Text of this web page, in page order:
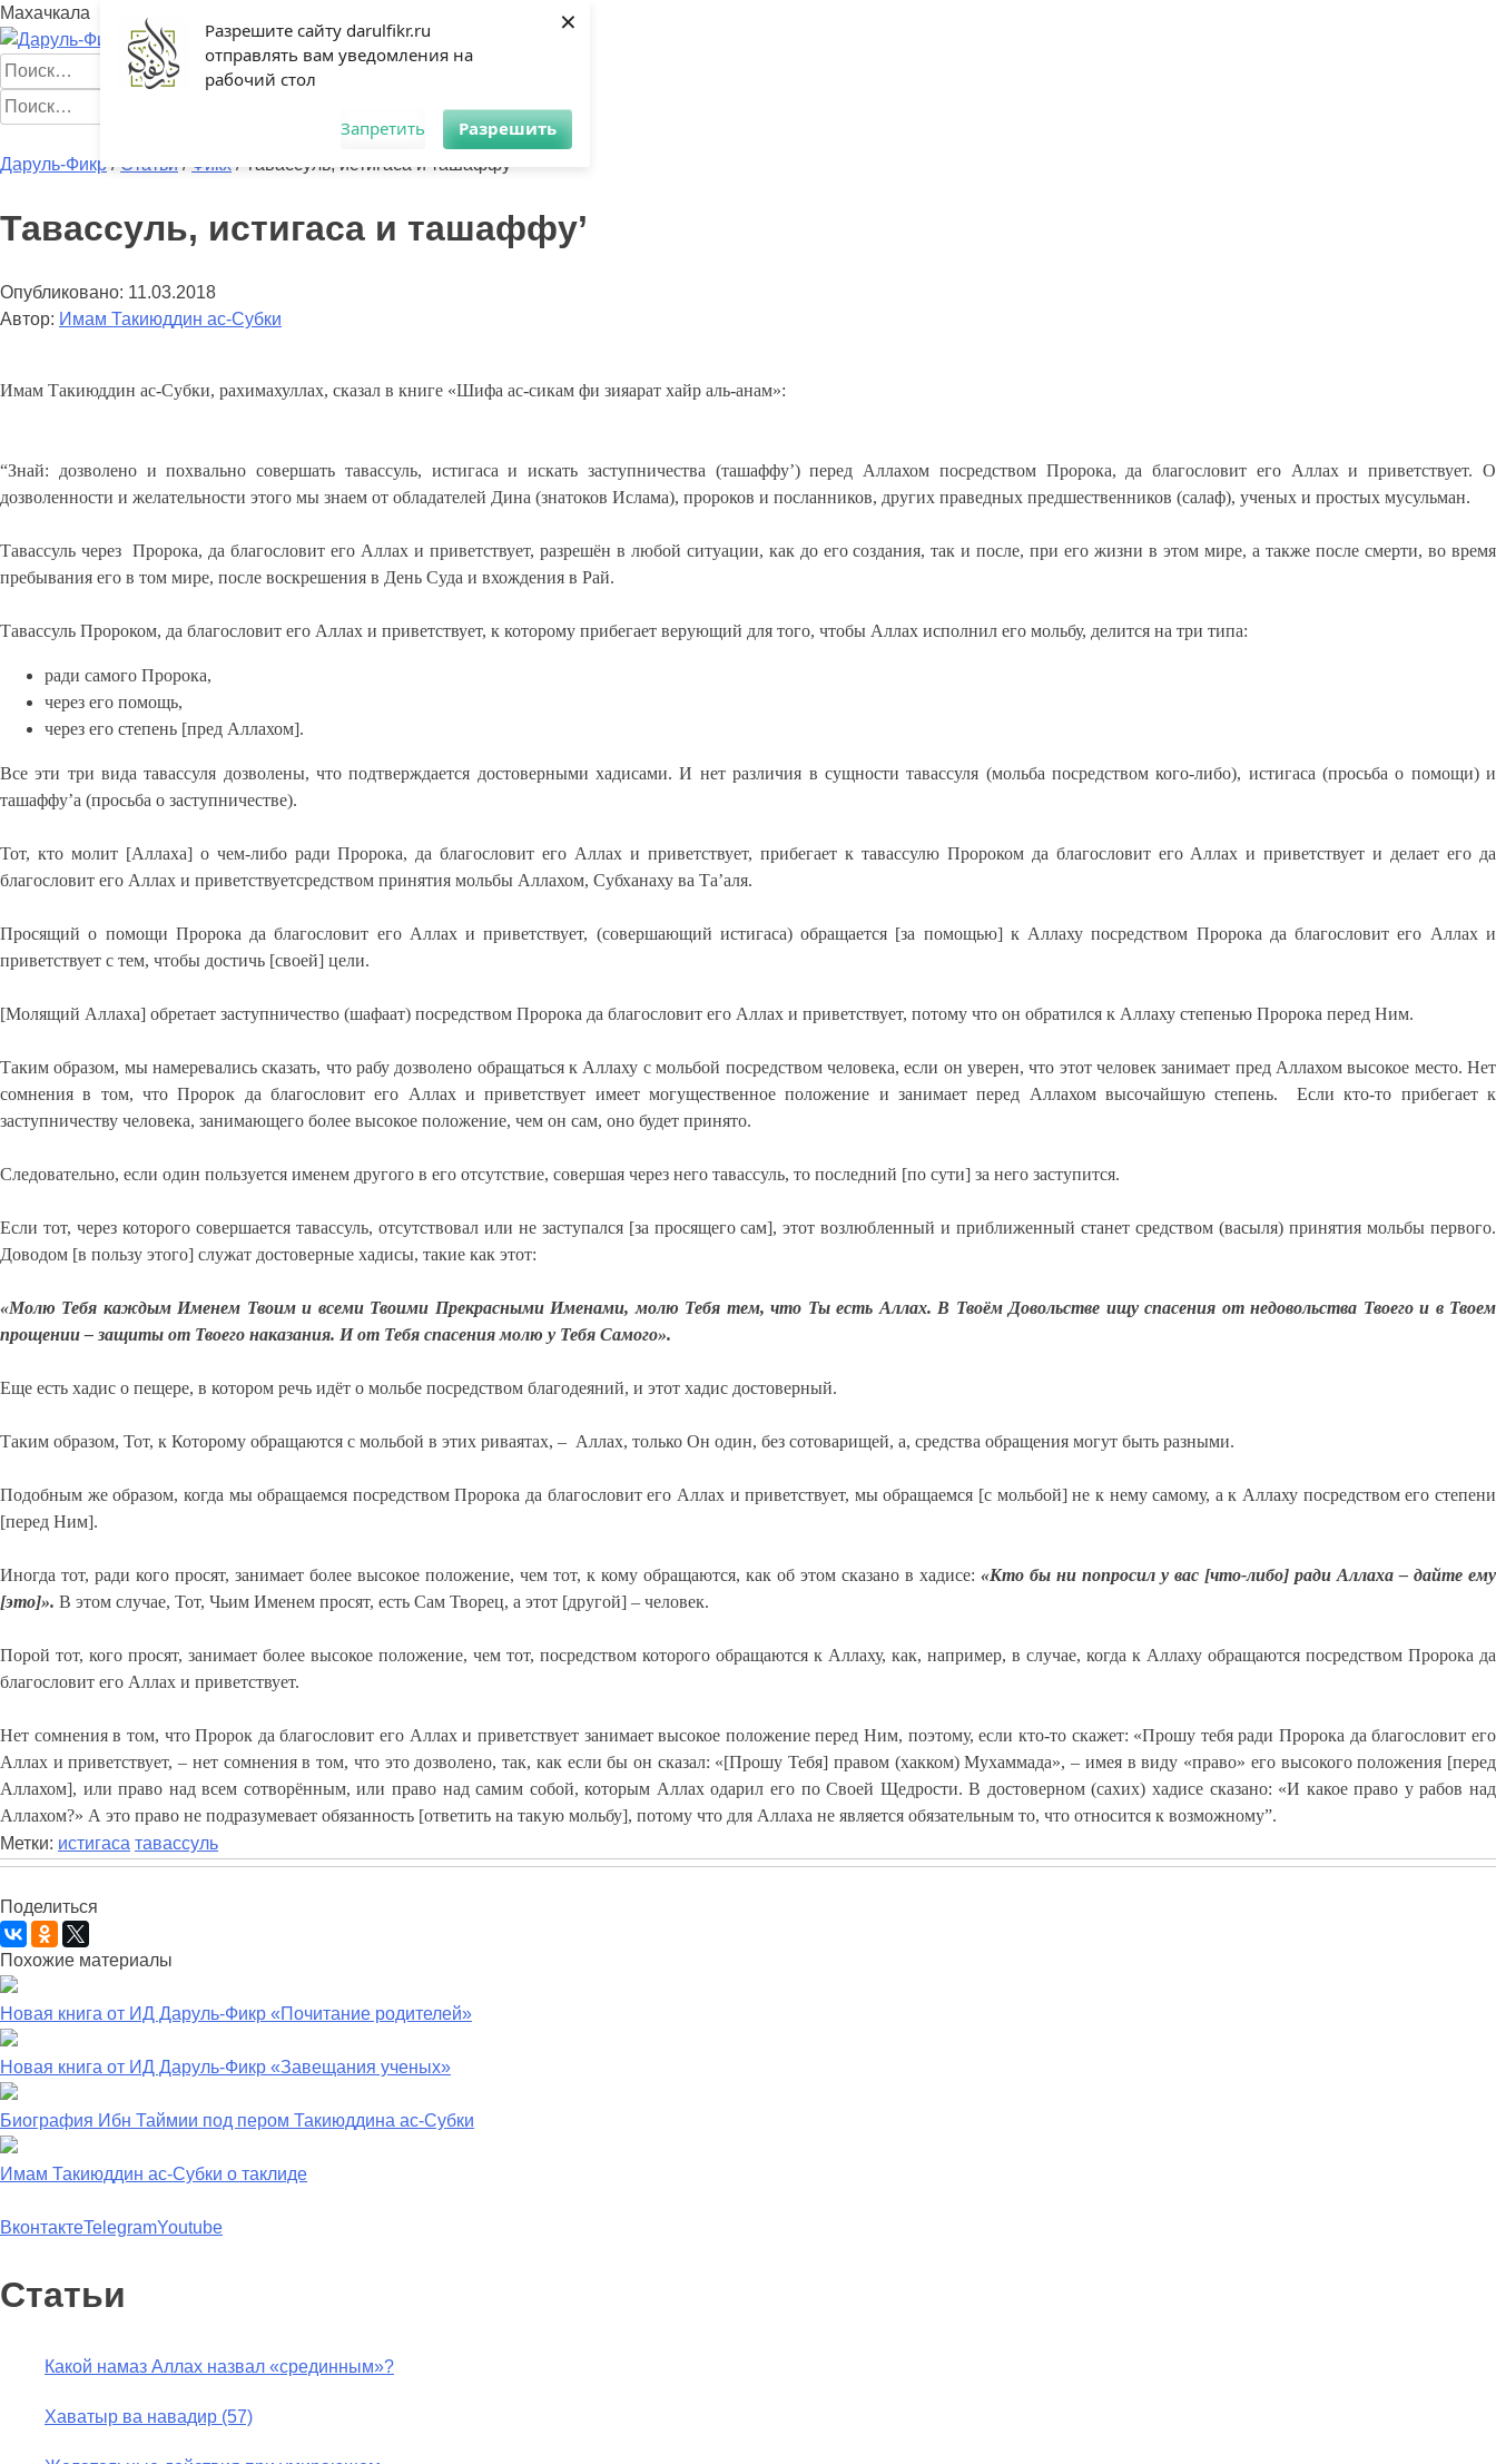
Разрешите сайту darulfikr.ru
отправлять вам уведомления на
рабочий стол
Запретить Разрешить
×
Махачкала
Найти:
Найти:
Мусульманка Аналитика Книги Аудио
Даруль-Фикр / Статьи / Фикх / Тавассуль, истигаса и ташаффу’
Тавассуль, истигаса и ташаффу’
Опубликовано: 11.03.2018
Автор: Имам Такиюддин ас-Субки
Имам Такиюддин ас-Субки, рахимахуллах, сказал в книге «Шифа ас-сикам фи зияарат хайр аль-анам»:
“Знай: дозволено и похвально совершать тавассуль, истигаса и искать заступничества (ташаффу’) перед Аллахом посредством Пророка, да благословит его Аллах и приветствует. О
дозволенности и желательности этого мы знаем от обладателей Дина (знатоков Ислама), пророков и посланников, других праведных предшественников (салаф), ученых и простых мусульман.
Тавассуль через Пророка, да благословит его Аллах и приветствует, разрешён в любой ситуации, как до его создания, так и после, при его жизни в этом мире, а также после смерти, во время
пребывания его в том мире, после воскрешения в День Суда и вхождения в Рай.
Тавассуль Пророком, да благословит его Аллах и приветствует, к которому прибегает верующий для того, чтобы Аллах исполнил его мольбу, делится на три типа:
ради самого Пророка,
через его помощь,
через его степень [пред Аллахом].
Все эти три вида тавассуля дозволены, что подтверждается достоверными хадисами. И нет различия в сущности тавассуля (мольба посредством кого-либо), истигаса (просьба о помощи) и
ташаффу’а (просьба о заступничестве).
Тот, кто молит [Аллаха] о чем-либо ради Пророка, да благословит его Аллах и приветствует, прибегает к тавассулю Пророком да благословит его Аллах и приветствует и делает его да
благословит его Аллах и приветствуетсредством принятия мольбы Аллахом, Субханаху ва Та’аля.
Просящий о помощи Пророка да благословит его Аллах и приветствует, (совершающий истигаса) обращается [за помощью] к Аллаху посредством Пророка да благословит его Аллах и
приветствует с тем, чтобы достичь [своей] цели.
[Молящий Аллаха] обретает заступничество (шафаат) посредством Пророка да благословит его Аллах и приветствует, потому что он обратился к Аллаху степенью Пророка перед Ним.
Таким образом, мы намеревались сказать, что рабу дозволено обращаться к Аллаху с мольбой посредством человека, если он уверен, что этот человек занимает пред Аллахом высокое место. Нет
сомнения в том, что Пророк да благословит его Аллах и приветствует имеет могущественное положение и занимает перед Аллахом высочайшую степень. Если кто-то прибегает к
заступничеству человека, занимающего более высокое положение, чем он сам, оно будет принято.
Следовательно, если один пользуется именем другого в его отсутствие, совершая через него тавассуль, то последний [по сути] за него заступится.
Если тот, через которого совершается тавассуль, отсутствовал или не заступался [за просящего сам], этот возлюбленный и приближенный станет средством (васыля) принятия мольбы первого.
Доводом [в пользу этого] служат достоверные хадисы, такие как этот:
«Молю Тебя каждым Именем Твоим и всеми Твоими Прекрасными Именами, молю Тебя тем, что Ты есть Аллах. В Твоём Довольстве ищу спасения от недовольства Твоего и в Твоем
прощении – защиты от Твоего наказания. И от Тебя спасения молю у Тебя Самого».
Еще есть хадис о пещере, в котором речь идёт о мольбе посредством благодеяний, и этот хадис достоверный.
Таким образом, Тот, к Которому обращаются с мольбой в этих риваятах, – Аллах, только Он один, без сотоварищей, а, средства обращения могут быть разными.
Подобным же образом, когда мы обращаемся посредством Пророка да благословит его Аллах и приветствует, мы обращаемся [с мольбой] не к нему самому, а к Аллаху посредством его степени
[перед Ним].
Иногда тот, ради кого просят, занимает более высокое положение, чем тот, к кому обращаются, как об этом сказано в хадисе: «Кто бы ни попросил у вас [что-либо] ради Аллаха – дайте ему
[это]». В этом случае, Тот, Чьим Именем просят, есть Сам Творец, а этот [другой] – человек.
Порой тот, кого просят, занимает более высокое положение, чем тот, посредством которого обращаются к Аллаху, как, например, в случае, когда к Аллаху обращаются посредством Пророка да
благословит его Аллах и приветствует.
Нет сомнения в том, что Пророк да благословит его Аллах и приветствует занимает высокое положение перед Ним, поэтому, если кто-то скажет: «Прошу тебя ради Пророка да благословит его
Аллах и приветствует, – нет сомнения в том, что это дозволено, так, как если бы он сказал: «[Прошу Тебя] правом (хакком) Мухаммада», – имея в виду «право» его высокого положения [перед
Аллахом], или право над всем сотворённым, или право над самим собой, которым Аллах одарил его по Своей Щедрости. В достоверном (сахих) хадисе сказано: «И какое право у рабов над
Аллахом?» А это право не подразумевает обязанность [ответить на такую мольбу], потому что для Аллаха не является обязательным то, что относится к возможному”.
Метки: истигаса тавассуль
Поделиться
Похожие материалы
Новая книга от ИД Даруль-Фикр «Почитание родителей»
Новая книга от ИД Даруль-Фикр «Завещания ученых»
Биография Ибн Таймии под пером Такиюддина ас-Субки
Имам Такиюддин ас-Субки о таклиде
ВконтактеTelegramYoutube
Статьи
Какой намаз Аллах назвал «срединным»?
Хаватыр ва навадир (57)